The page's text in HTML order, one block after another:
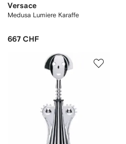
Versace
Medusa Lumiere Karaffe
667 CHF